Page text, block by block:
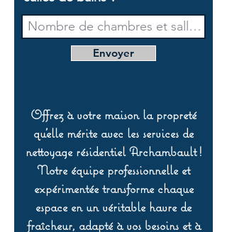
Envoyer
Offrez à votre maison la propreté
qu’elle mérite avec les services de
nettoyage résidentiel Archambault !
Notre équipe professionnelle et
expérimentée transforme chaque
espace en un véritable havre de
fraîcheur, adapté à vos besoins et à